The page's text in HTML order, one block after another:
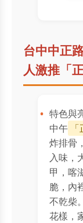
台中中正
人激推「
特色與
中午
炸排骨，
入味，
甲，喀
脆，內
不乾柴。
花樣，